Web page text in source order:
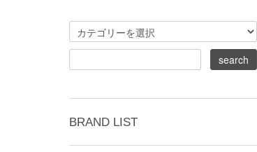
BRAND LIST